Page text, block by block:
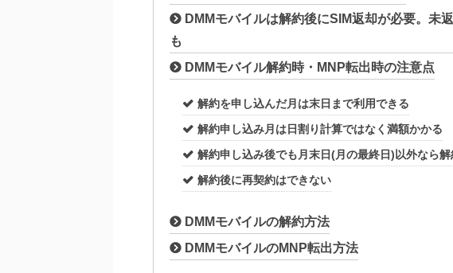
DMMモバイルは解約後にSIM返却が必要。未
も
DMMモバイル解約時・MNP転出時の注意点
解約を申し込んだ月は末日まで利用できる
解約申し込み月は日割り計算ではなく満額かかる
解約申し込み後でも月末日(月の最終日)以外なら
解約後に再契約はできない
DMMモバイルの解約方法
DMMモバイルのMNP転出方法